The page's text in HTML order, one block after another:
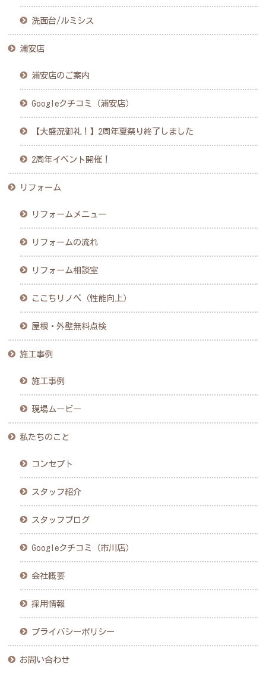
洗面台/ルミシス
浦安店
浦安店のご案内
Googleクチコミ（浦安店）
【大盛況御礼！】2周年夏祭り終了しました
2周年イベント開催！
リフォーム
リフォームメニュー
リフォームの流れ
リフォーム相談室
ここちリノベ（性能向上）
屋根・外壁無料点検
施工事例
施工事例
現場ムービー
私たちのこと
コンセプト
スタッフ紹介
スタッフブログ
Googleクチコミ（市川店）
会社概要
採用情報
プライバシーポリシー
お問い合わせ